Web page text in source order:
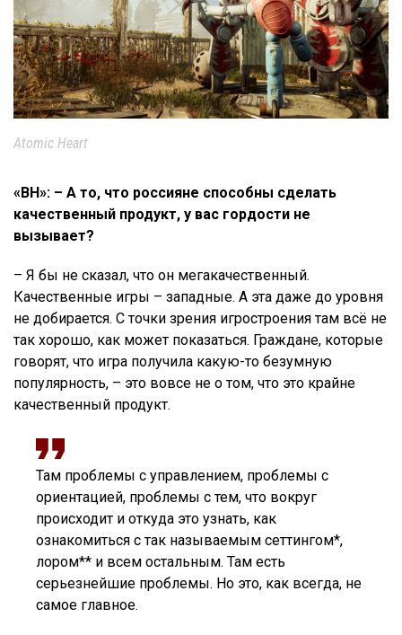
Atomic Heart
«ВН»: – А то, что россияне способны сделать
качественный продукт, у вас гордости не
вызывает?
– Я бы не сказал, что он мегакачественный.
Качественные игры – западные. А эта даже до уровня
не добирается. С точки зрения игростроения там всё не
так хорошо, как может показаться. Граждане, которые
говорят, что игра получила какую-то безумную
популярность, – это вовсе не о том, что это крайне
качественный продукт.
Там проблемы с управлением, проблемы с
ориентацией, проблемы с тем, что вокруг
происходит и откуда это узнать, как
ознакомиться с так называемым сеттингом*,
лором** и всем остальным. Там есть
серьезнейшие проблемы. Но это, как всегда, не
самое главное.